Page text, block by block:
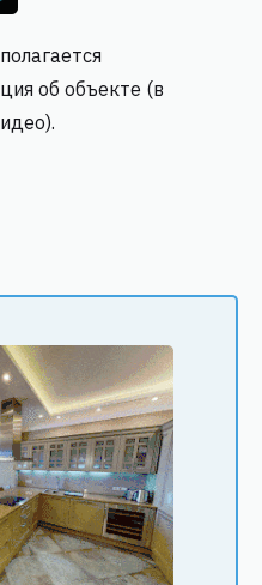
об объекте (в